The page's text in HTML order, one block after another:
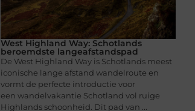
West Highland Way: Schotlands
beroemdste langeafstandspad
De West Highland Way is Schotlands meest
iconische lange afstand wandelroute en
vormt de perfecte introductie voor
een wandelvakantie Schotland vol ruige
Highlands schoonheid. Dit pad van ...